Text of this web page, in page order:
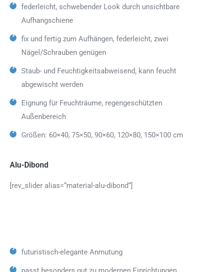
federleicht, schwebender Look durch unsichtbare
Aufhangschiene
fix und fertig zum Aufhängen, federleicht, zwei
Nägel/Schrauben genügen
Staub- und Feuchtigkeitsabweisend, kann feucht
abgewischt werden
Eignung für Feuchträume, regengeschützten
Außenbereich
Größen: 60×40, 75×50, 90×60, 120×80, 150×100 cm
Alu-Dibond
[rev_slider alias=“material-alu-dibond“]
futuristisch-elegante Anmutung